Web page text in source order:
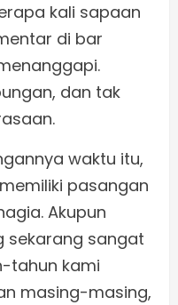
kali sapaan
di bar
dan tak
waktu itu,
pasangan
Akupun
sekarang sangat
tahun kami
masing-masing,